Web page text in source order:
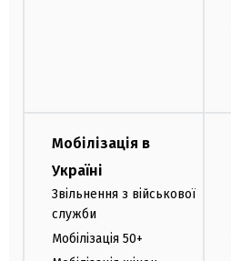
Мобілізація в
Україні
Звільнення з військової
служби
Мобілізація 50+